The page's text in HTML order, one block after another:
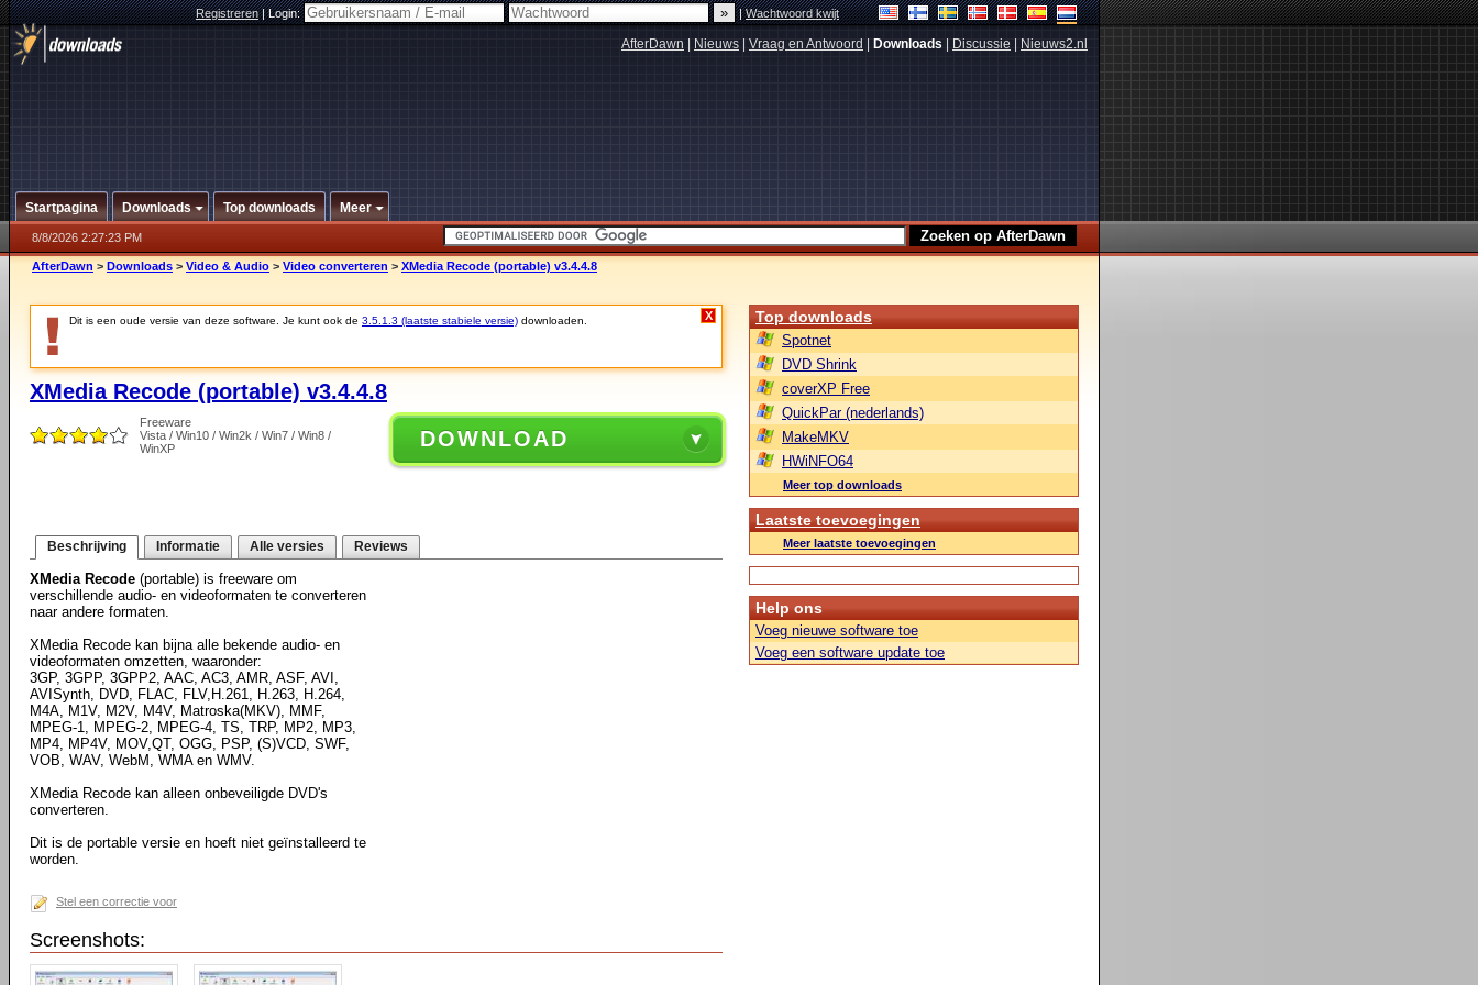
Registreren|Login: |Wachtwoord kwijt
AfterDawn Nieuws Vraag en Antwoord Downloads Discussie Nieuws2.nl
Startpagina Downloads Top downloads Meer
8/8/2026 2:27:23 PM
AfterDawn > Downloads > Video & Audio > Video converteren > XMedia Recode (portable) v3.4.4.8
Dit is een oude versie van deze software. Je kunt ook de 3.5.1.3 (laatste stabiele versie) downloaden. X
XMedia Recode (portable) v3.4.4.8
Freeware
Vista / Win10 / Win2k / Win7 / Win8 /
WinXP
DOWNLOAD
Beschrijving Informatie Alle versies Reviews
XMedia Recode (portable) is freeware om
verschillende audio- en videoformaten te converteren
naar andere formaten.
XMedia Recode kan bijna alle bekende audio- en
videoformaten omzetten, waaronder:
3GP, 3GPP, 3GPP2, AAC, AC3, AMR, ASF, AVI,
AVISynth, DVD, FLAC, FLV,H.261, H.263, H.264,
M4A, M1V, M2V, M4V, Matroska(MKV), MMF,
MPEG-1, MPEG-2, MPEG-4, TS, TRP, MP2, MP3,
MP4, MP4V, MOV,QT, OGG, PSP, (S)VCD, SWF,
VOB, WAV, WebM, WMA en WMV.
XMedia Recode kan alleen onbeveiligde DVD's
converteren.
Dit is de portable versie en hoeft niet geïnstalleerd te
worden.
Stel een correctie voor
Screenshots:
Top downloads
Spotnet
DVD Shrink
coverXP Free
QuickPar (nederlands)
MakeMKV
HWiNFO64
Meer top downloads
Laatste toevoegingen
Meer laatste toevoegingen
Help ons
Voeg nieuwe software toe
Voeg een software update toe